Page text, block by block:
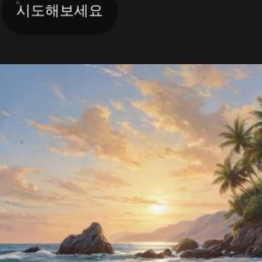
시도해보세요